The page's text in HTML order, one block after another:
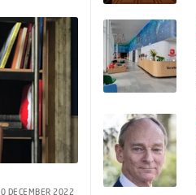
DECEMBER 2022